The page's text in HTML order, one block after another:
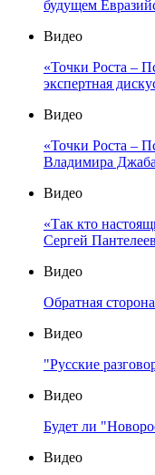
будущем
Видео
«Точки Роста –
экспертная
Видео
«Точки Роста –
Владимира
Видео
«Так кто
Сергей Пантелеев
Видео
Обратная
Видео
"Русские
Видео
Будет ли
Видео